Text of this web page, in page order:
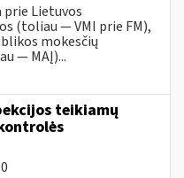
Lietuvos
(toliau — VMI prie FM),
mokesčių
— MAĮ)...
teikiamų